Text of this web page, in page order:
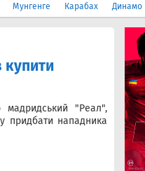
Мунгенге Карабах Динамо
купити
мадридський "Реал",
придбати нападника